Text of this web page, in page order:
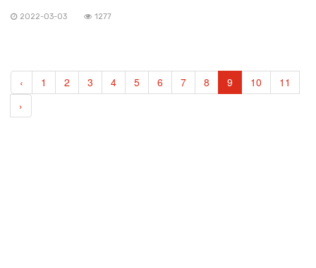
2022-03-03 1277
‹ 1 2 3 4 5 6 7 8 9 10
11
›